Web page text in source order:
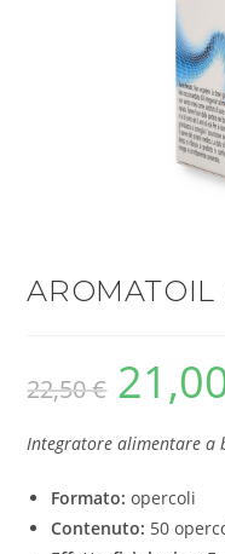
AROMATOIL
22,50€
Integratore alimentare a
Formato: opercoli
Contenuto: 50